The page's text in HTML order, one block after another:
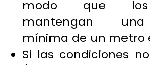
modo que los
mantengan
mínima de un metro
Si las condiciones